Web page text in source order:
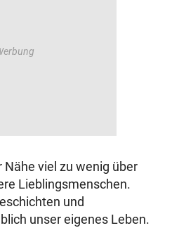
viel zu wenig über
Lieblingsmenschen.
und
unser eigenes Leben.